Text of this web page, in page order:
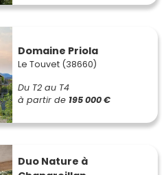
Domaine Priola
Le Touvet (38660)
Du T2 au T4
à partir de 195 000 €
Duo Nature à